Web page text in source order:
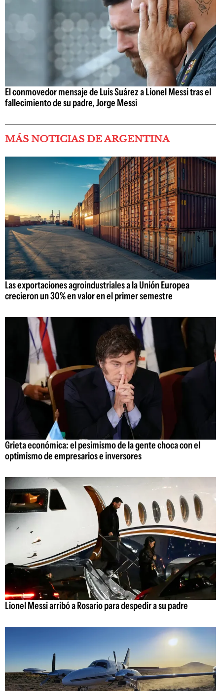
El conmovedor mensaje de Luis Suárez a Lionel Messi tras el
fallecimiento de su padre, Jorge Messi
MÁS NOTICIAS DE ARGENTINA
Las exportaciones agroindustriales a la Unión Europea
crecieron un 30% en valor en el primer semestre
Grieta económica: el pesimismo de la gente choca con el
optimismo de empresarios e inversores
Lionel Messi arribó a Rosario para despedir a su padre